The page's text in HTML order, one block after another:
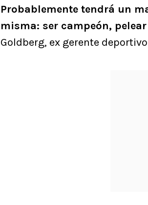
Probablemente tendrá un
misma: ser campeón,
Goldberg, ex gerente